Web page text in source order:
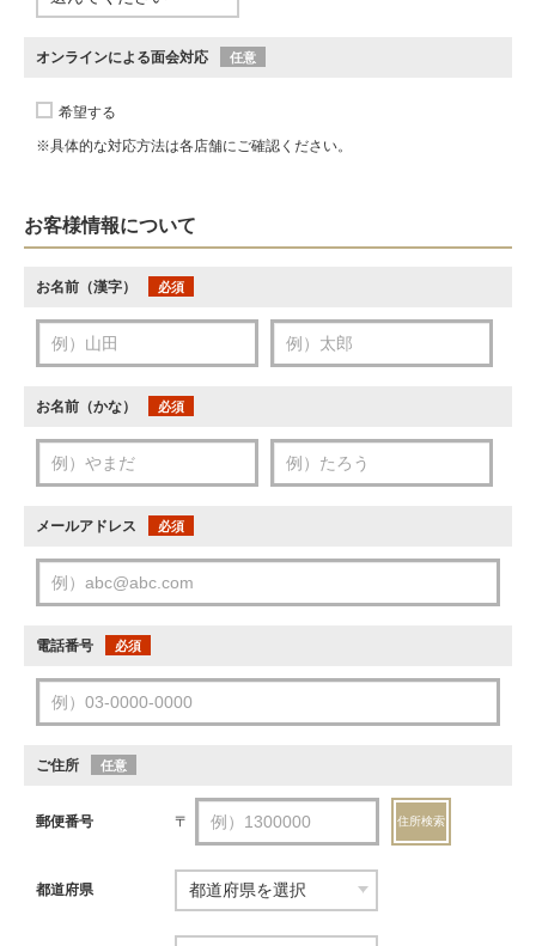
オンラインによる面会対応 任意
希望する
※具体的な対応方法は各店舗にご確認ください。
お客様情報について
お名前（漢字） 必須
お名前（かな） 必須
メールアドレス 必須
電話番号 必須
ご住所 任意
郵便番号 〒 住所検索
都道府県